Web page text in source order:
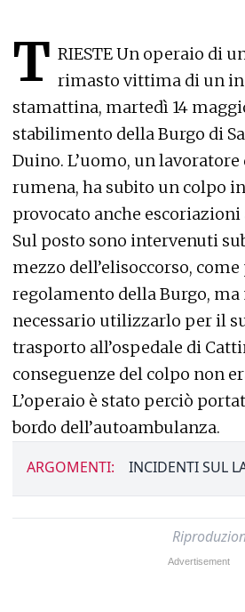
T RIESTE Un operaio di
rimasto vittima di un
stamattina, martedì 14
stabilimento della Burgo di
Duino. L’uomo, un
rumena, ha subito un colpo
provocato anche escoriazioni
Sul posto sono intervenuti
mezzo dell’elisoccorso,
regolamento della Burgo, ma
necessario utilizzarlo per il
trasporto all’ospedale di
conseguenze del colpo non
L’operaio è stato perciò
bordo dell’autoambulanza.
ARGOMENTI: INCIDENTI SUL